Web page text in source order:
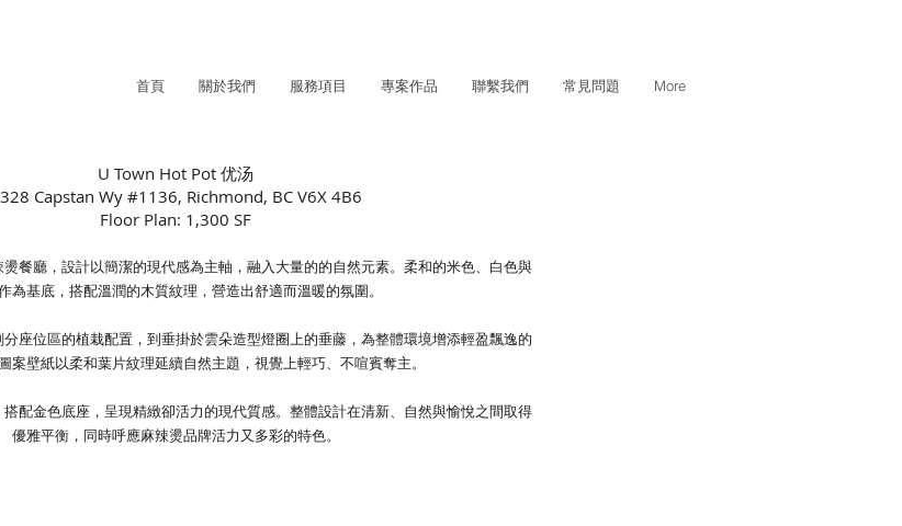
首頁 關於我們 服務項目 專案作品 聯繫我們 常見問題 More
U Town Hot Pot 优汤
Capstan Wy #1136, Richmond, BC V6X 4B6
Floor Plan: 1,300 SF
餐廳，設計以簡潔的現代感為主軸，融入大量的的自然元素。柔和的米色、白色與
為基底，搭配溫潤的木質紋理，營造出舒適而溫暖的氛圍。
座位區的植栽配置，到垂掛於雲朵造型燈圈上的垂藤，為整體環境增添輕盈飄逸的
案壁紙以柔和葉片紋理延續自然主題，視覺上輕巧、不喧賓奪主。
配金色底座，呈現精緻卻活力的現代質感。整體設計在清新、自然與愉悅之間取得
優雅平衡，同時呼應麻辣燙品牌活力又多彩的特色。